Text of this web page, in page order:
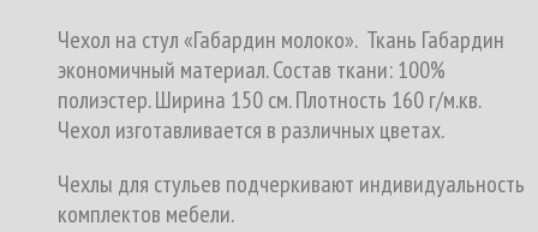
Чехол на стул «Габардин молоко». Ткань Габардин
экономичный материал. Состав ткани: 100%
полиэстер. Ширина 150 см. Плотность 160 г/м.кв.
Чехол изготавливается в различных цветах.
Чехлы для стульев подчеркивают индивидуальность
комплектов мебели.